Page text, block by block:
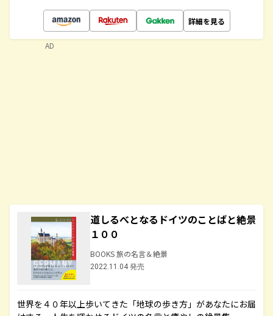
詳細を見る
道しるべとなるドイツのことばと絶景
１００
BOOKS 旅の名言＆絶景
2022.11.04 発売
世界を４０年以上歩いてきた「地球の歩き方」があなたにお届
AD